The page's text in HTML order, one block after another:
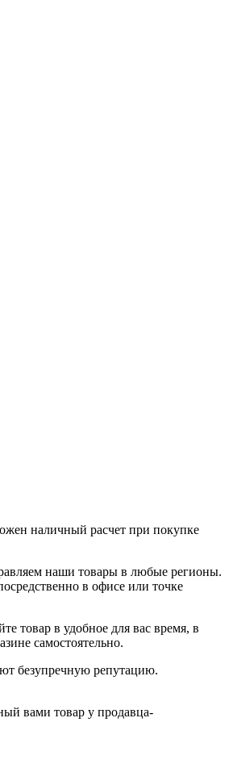
наличный расчет при покупке
наши товары в любые регионы.
в офисе или точке
товар в удобное для вас время, в
самостоятельно.
безупречную репутацию.
вами товар у продавца-